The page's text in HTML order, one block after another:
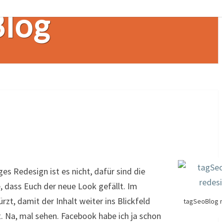
tagSeoBlog
Redesign ist es nicht, dafür sind die
dass Euch der neue Look gefällt. Im
damit der Inhalt weiter ins Blickfeld
mal sehen. Facebook habe ich ja schon